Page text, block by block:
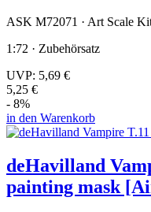
ASK M72071 · Art Scale
1:72 · Zubehörsatz
UVP: 5,69 €
5,25 €
- 8%
in den Warenkorb
deHavilland
painting mask